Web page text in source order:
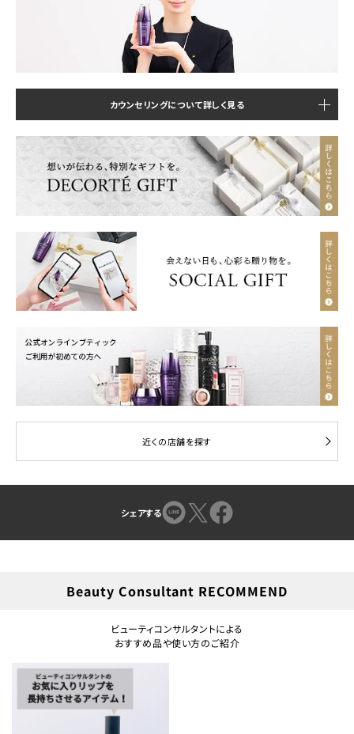
カウンセリングについて詳しく見る
近くの店舗を探す
シェアする
Beauty Consultant RECOMMEND
ビューティコンサルタントによる
おすすめ品や使い方のご紹介